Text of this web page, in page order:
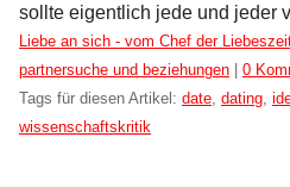
sollte eigentlich jede und jeder
Kategorien:
Liebe an sich - vom Chef der
partnersuche und beziehungen
0
Tags für diesen Artikel: date dating
wissenschaftskritik